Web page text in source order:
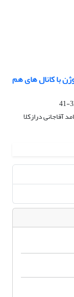
با کانال های هم
آقاجانی درازکلا